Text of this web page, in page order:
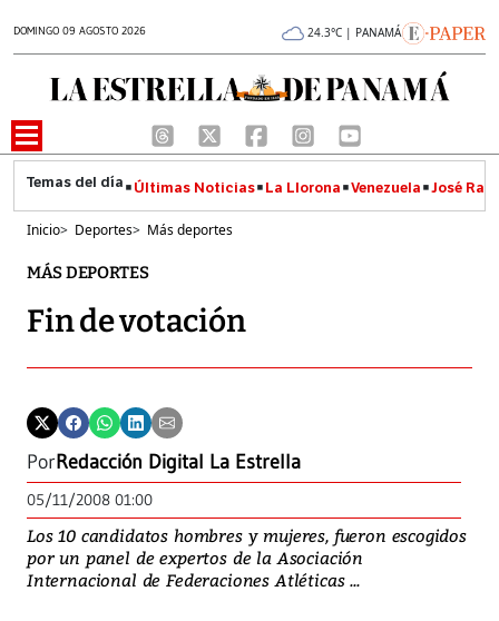
DOMINGO 09 AGOSTO 2026 24.3°C | PANAMÁ
Últimas Noticias La Llorona Venezuela José
Inicio> Deportes> Más deportes
MÁS DEPORTES
Fin de votación
PorRedacción Digital La Estrella
05/11/2008 01:00
Los 10 candidatos hombres y mujeres, fueron escogidos
por un panel de expertos de la Asociación
Internacional de Federaciones Atléticas ...